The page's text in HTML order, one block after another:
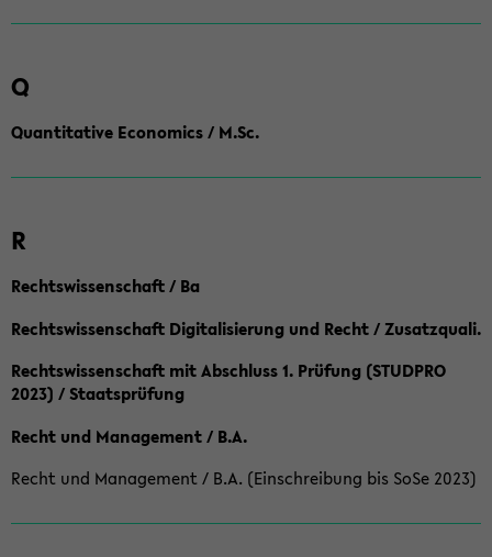
Q
Quantitative Economics / M.Sc.
R
Rechtswissenschaft / Ba
Rechtswissenschaft Digitalisierung und Recht / Zusatzquali.
Rechtswissenschaft mit Abschluss 1. Prüfung (STUDPRO
2023) / Staatsprüfung
Recht und Management / B.A.
Recht und Management / B.A. (Einschreibung bis SoSe 2023)